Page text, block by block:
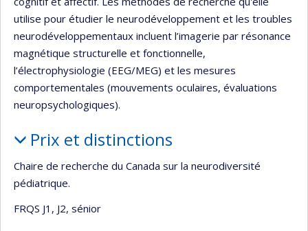
utilise pour étudier le neurodéveloppement et les troubles
neurodéveloppementaux incluent l’imagerie par résonance
magnétique structurelle et fonctionnelle,
l’électrophysiologie (EEG/MEG) et les mesures
comportementales (mouvements oculaires, évaluations
neuropsychologiques).
Prix et distinctions
Chaire de recherche du Canada sur la neurodiversité
pédiatrique.
FRQS J1, J2, sénior